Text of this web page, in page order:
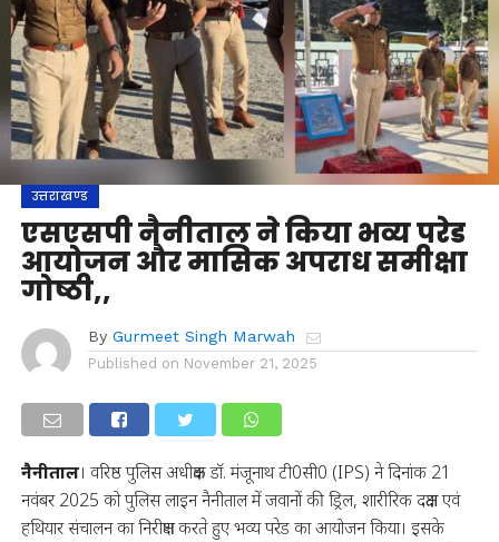
उत्तराखण्ड
एसएसपी नैनीताल ने किया भव्य परेड
आयोजन और मासिक अपराध समीक्षा
गोष्ठी,,
By Gurmeet Singh Marwah
Published on November 21, 2025
नैनीताल। वरिष्ठ पुलिस अधीक्षक डॉ. मंजूनाथ टी0सी0 (IPS) ने दिनांक 21
नवंबर 2025 को पुलिस लाइन नैनीताल में जवानों की ड्रिल, शारीरिक दक्षता एवं
हथियार संचालन का निरीक्षण करते हुए भव्य परेड का आयोजन किया। इसके